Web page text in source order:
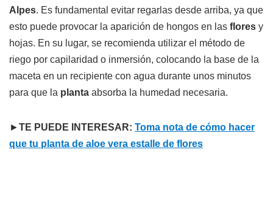
Alpes. Es fundamental evitar regarlas desde arriba, ya que
esto puede provocar la aparición de hongos en las flores y
hojas. En su lugar, se recomienda utilizar el método de
riego por capilaridad o inmersión, colocando la base de la
maceta en un recipiente con agua durante unos minutos
para que la planta absorba la humedad necesaria.
►TE PUEDE INTERESAR: Toma nota de cómo hacer
que tu planta de aloe vera estalle de flores